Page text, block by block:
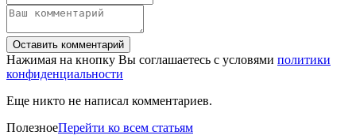
Оставить комментарий
Нажимая на кнопку Вы соглашаетесь с условями политики
конфиденциальности
Еще никто не написал комментариев.
ПолезноеПерейти ко всем статьям